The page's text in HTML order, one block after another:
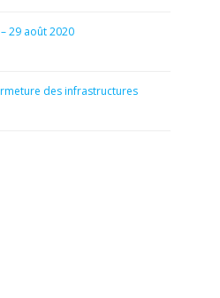
29 août 2020
des infrastructures